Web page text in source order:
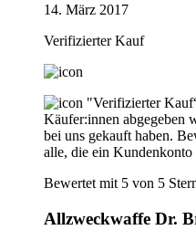
14. März 2017
Verifizierter Kauf
"Verifizierter
Käufer:innen abgegeben
bei uns gekauft haben.
alle, die ein Kundenkonto
Bewertet mit 5 von 5
Allzweckwaffe Dr.